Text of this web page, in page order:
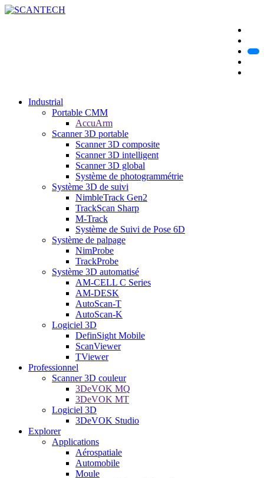
Industrial
Portable CMM
AccuArm
Scanner 3D portable
Scanner 3D composite
Scanner 3D intelligent
Scanner 3D global
Système de photogrammétrie
Système 3D de suivi
NimbleTrack Gen2
TrackScan Sharp
M-Track
Système de Suivi de Pose 6D
Système de palpage
NimProbe
TrackProbe
Système 3D automatisé
AM-CELL C Series
AM-DESK
AutoScan-T
AutoScan-K
Logiciel 3D
DefinSight Mobile
ScanViewer
TViewer
Professionnel
Scanner 3D couleur
3DeVOK MQ
3DeVOK MT
Logiciel 3D
3DeVOK Studio
Explorer
Applications
Aérospatiale
Automobile
Moule